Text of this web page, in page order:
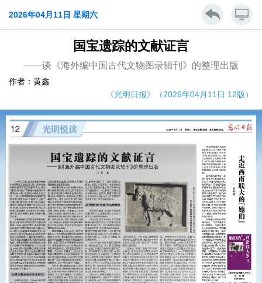
2026年04月11日 星期六
国宝遗踪的文献证言
——谈《海外编中国古代文物图录辑刊》的整理出版
作者：黄鑫
《光明日报》（2026年04月11日 12版）